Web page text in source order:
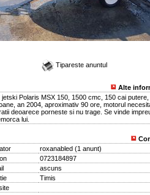
Tipareste anuntul
Alte
jetski Polaris MSX 150, 1500 cmc, 150 cai putere,
an 2004, aproximativ 90 ore, motorul
deoarece porneste si nu trage. Se vinde
lui.
roxanabled(1 anunt)
0723184897
ascuns
Timis